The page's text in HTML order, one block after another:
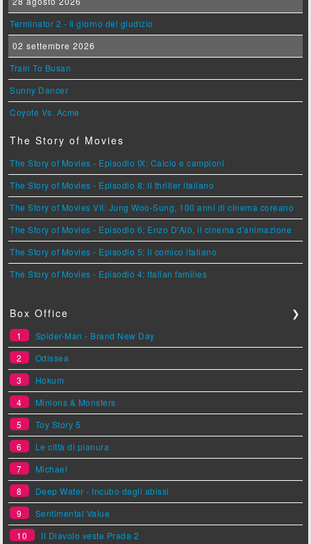
Terminator 2 - Il giorno del giudizio
02 settembre 2026
Train To Busan
Sunny Dancer
Coyote Vs. Acme
The Story of Movies
The Story of Movies - Episodio IX: Calcio e campioni
The Story of Movies - Episodio 8: Il thriller italiano
The Story of Movies VII: Jung Woo-Sung, 100 anni di cinema coreano
The Story of Movies - Episodio 6: Enzo D'Alò, il cinema d'animazione
The Story of Movies - Episodio 5: Il comico italiano
The Story of Movies - Episodio 4: Italian families
Box Office ❯
1
Spider-Man - Brand New Day
2
Odissea
3
Hokum
4
Minions & Monsters
5
Toy Story 5
6
Le città di pianura
7
Michael
8
Deep Water - Incubo dagli abissi
9
Sentimental Value
10
Il Diavolo veste Prada 2